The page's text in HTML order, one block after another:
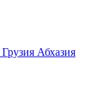
Грузия Абхазия